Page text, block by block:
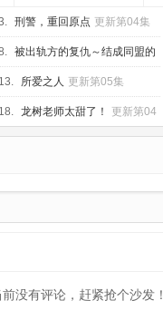
刑警，重回原点 更新第04集
被出轨方的复仇～结成同盟的
妻子们～ 更新第07集
13. 所爱之人 更新第05集
18. 龙树老师太甜了！ 更新第04
前没有评论，赶紧抢个沙发！